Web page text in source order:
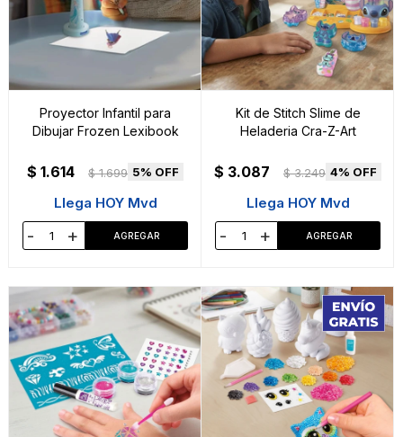
Proyector Infantil para
Dibujar Frozen Lexibook
$ 1.614 $ 1.699 5
Llega HOY Mvd
- +
Kit de Stitch Slime de
Heladeria Cra-Z-Art
$ 3.087 $ 3.249 4
Llega HOY Mvd
- +